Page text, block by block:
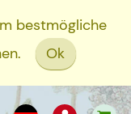
bestmögliche
Ok